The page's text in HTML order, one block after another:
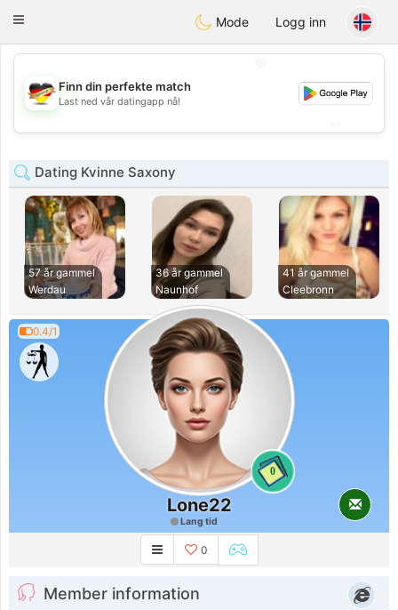
Deutsch Dating
Toggle
Mode Logg inn
💖
💕
Finn din perfekte match
Last ned vår datingapp nå!
Dating Kvinne Saxony
57 år gammel
Werdau
36 år gammel
Naunhof
41 år gammel
Cleebronn
0.4/1
0
Lone22
Lang tid
0
Member information